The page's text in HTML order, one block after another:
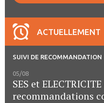
ACTUELLEMENT
SUIVI DE RECOMMANDATION
05/08
SES et
recommandations